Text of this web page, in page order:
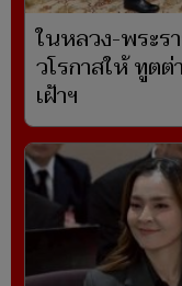
ในหลวง-พระร
วโรกาสให้ ทูต
เฝ้าฯ